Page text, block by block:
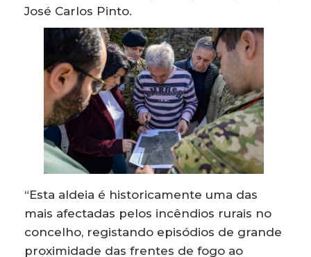
José Carlos Pinto.
“Esta aldeia é historicamente uma das
mais afectadas pelos incêndios rurais no
concelho, registando episódios de grande
proximidade das frentes de fogo ao